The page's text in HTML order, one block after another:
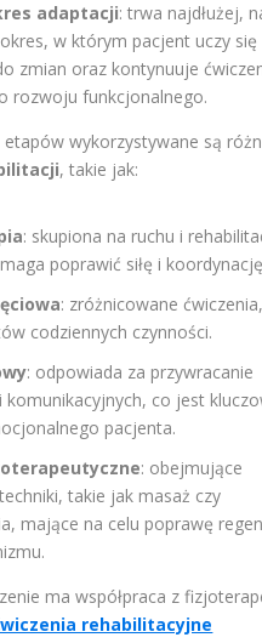
adaptacji: trwa najdłużej,
w którym pacjent uczy się
zmian oraz kontynuuje
rozwoju funkcjonalnego.
etapów wykorzystywane są
, takie jak:
: skupiona na ruchu i
poprawić siłę i
: zróżnicowane
codziennych czynności.
: odpowiada za przywracanie
komunikacyjnych, co jest
pacjenta.
: obejmujące
takie jak masaż czy
mające na celu poprawę
ma współpraca z
rehabilitacyjne